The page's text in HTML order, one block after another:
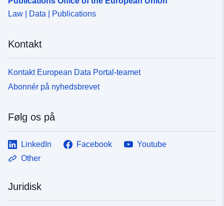
Law | Data | Publications
Kontakt
Kontakt European Data Portal-teamet
Abonnér på nyhedsbrevet
Følg os på
LinkedIn Facebook
Youtube
Other
Juridisk